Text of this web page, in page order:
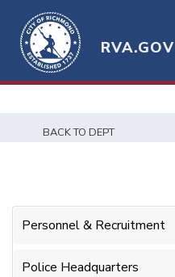
RVA.GOV
BACK TO DEPT
Personnel & Recruitment
Police Headquarters